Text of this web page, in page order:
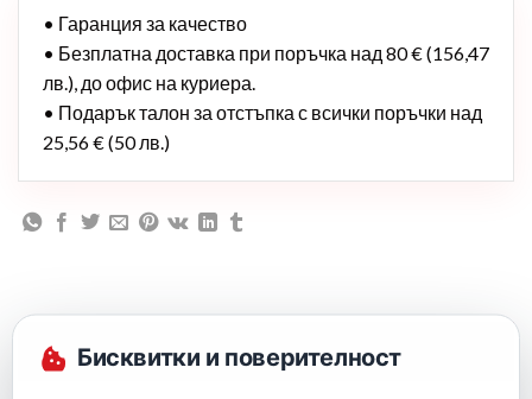
• Гаранция за качество
• Безплатна доставка при поръчка над 80 € (156,47
лв.), до офис на куриера.
• Подарък талон за отстъпка с всички поръчки над
25,56 € (50 лв.)
Описание
Бисквитки и поверителност